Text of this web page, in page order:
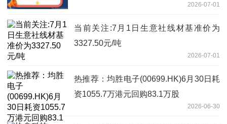
2026-07-01
当前关注:7月1日生意社线材基准价为
3327.50元/吨
2026-07-01
热推荐：均胜电子(00699.HK)6月30日耗
资1055.7万港元回购83.1万股
2026-06-30